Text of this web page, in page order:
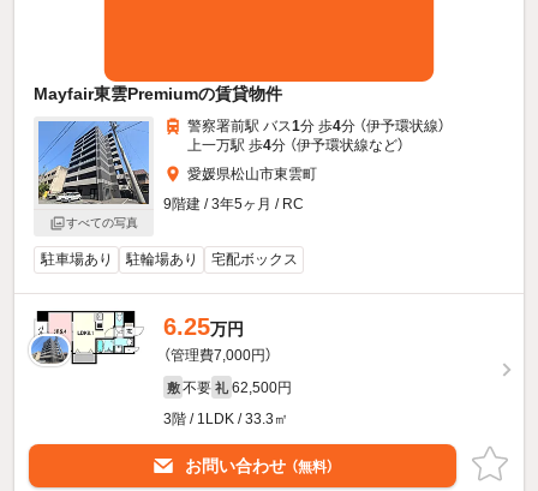
Mayfair東雲Premiumの賃貸物件
すべての写真
警察署前駅 バス1分 歩4分 （伊予環状線）
上一万駅 歩4分 （伊予環状線など）
愛媛県松山市東雲町
9階建 / 3年5ヶ月 / RC
駐車場あり 駐輪場あり 宅配ボックス
6.25万円
（管理費7,000円）
敷 不要 礼 62,500円
3階 / 1LDK / 33.3㎡
お問い合わせ （無料）